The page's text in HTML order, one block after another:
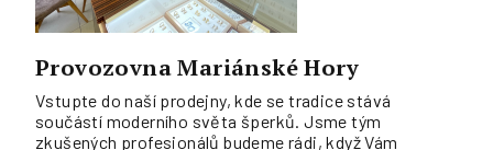
Provozovna Mariánské Hory
Vstupte do naší prodejny, kde se tradice stává
součástí moderního světa šperků. Jsme tým
zkušených profesionálů budeme rádi, když Vám